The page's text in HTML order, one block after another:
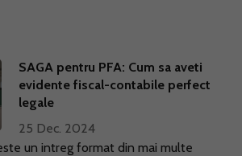
SAGA pentru PFA: Cum sa aveti
evidente fiscal-contabile perfect
legale
25 Dec. 2024
un intreg format din mai multe